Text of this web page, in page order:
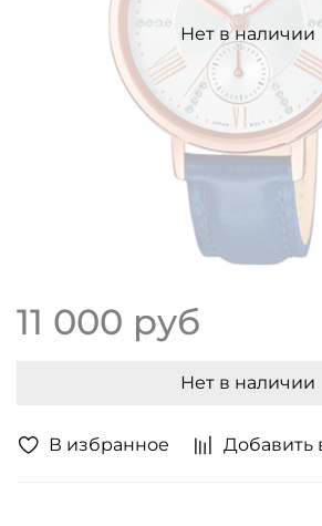
В избранное Добавить
Нет в наличии
11 000 руб
Нет в наличии